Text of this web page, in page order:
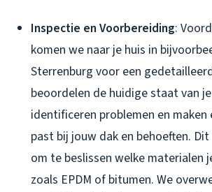
Inspectie en Voorbereiding:
komen we naar je huis in
Sterrenburg voor een
beoordelen de huidige staat van
identificeren problemen en maken
past bij jouw dak en behoeften.
om te beslissen welke materialen
zoals EPDM of bitumen. We